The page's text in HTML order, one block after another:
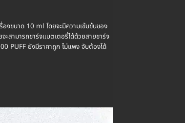
งขนาด 10 ml โดยจะมีความเข้มข้นของ
สามารถชาร์จแบตเตอรี่ได้ด้วยสายชาร์จ
PUFF ยังมีราคาถูก ไม่แพง จับต้องได้